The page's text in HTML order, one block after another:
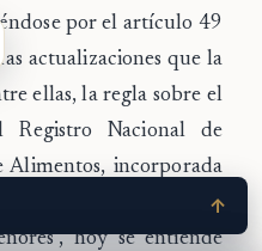
por el artículo 49
las actualizaciones que la
ellas, la regla sobre el
Nacional de
Alimentos, incorporada
el texto histórico habla
hoy se entiende
↑